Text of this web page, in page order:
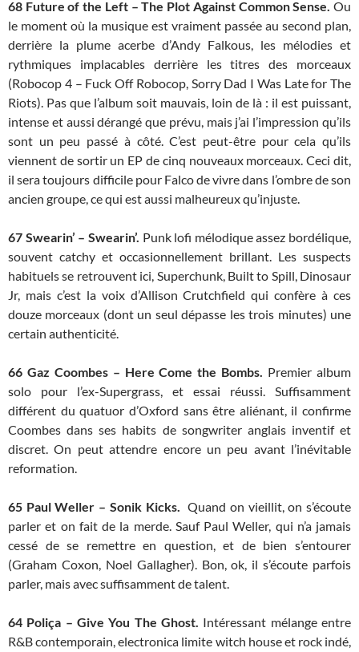
68 Future of the Left – The Plot Against Common Sense.Ou
le moment où la musique est vraiment passée au second plan,
derrière la plume acerbe d’Andy Falkous, les mélodies et
rythmiques implacables derrière les titres des morceaux
(Robocop 4 – Fuck Off Robocop, Sorry Dad I Was Late for The
Riots). Pas que l’album soit mauvais, loin de là : il est puissant,
intense et aussi dérangé que prévu, mais j’ai l’impression qu’ils
sont un peu passé à côté. C’est peut-être pour cela qu’ils
viennent de sortir un EP de cinq nouveaux morceaux. Ceci dit,
il sera toujours difficile pour Falco de vivre dans l’ombre de son
ancien groupe, ce qui est aussi malheureux qu’injuste.
67 Swearin’ – Swearin’. Punk lofi mélodique assez bordélique,
souvent catchy et occasionnellement brillant. Les suspects
habituels se retrouvent ici, Superchunk, Built to Spill, Dinosaur
Jr, mais c’est la voix d’Allison Crutchfield qui confère à ces
douze morceaux (dont un seul dépasse les trois minutes) une
certain authenticité.
66 Gaz Coombes – Here Come the Bombs. Premier album
solo pour l’ex-Supergrass, et essai réussi. Suffisamment
différent du quatuor d’Oxford sans être aliénant, il confirme
Coombes dans ses habits de songwriter anglais inventif et
discret. On peut attendre encore un peu avant l’inévitable
reformation.
65 Paul Weller – Sonik Kicks.Quand on vieillit, on s’écoute
parler et on fait de la merde. Sauf Paul Weller, qui n’a jamais
cessé de se remettre en question, et de bien s’entourer
(Graham Coxon, Noel Gallagher). Bon, ok, il s’écoute parfois
parler, mais avec suffisamment de talent.
64 Poliça – Give You The Ghost. Intéressant mélange entre
R&B contemporain, electronica limite witch house et rock indé,